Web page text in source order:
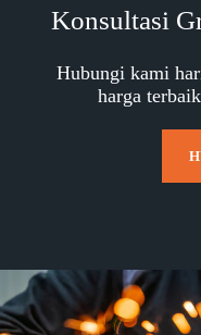
Konsultasi
Hubungi kami
harga